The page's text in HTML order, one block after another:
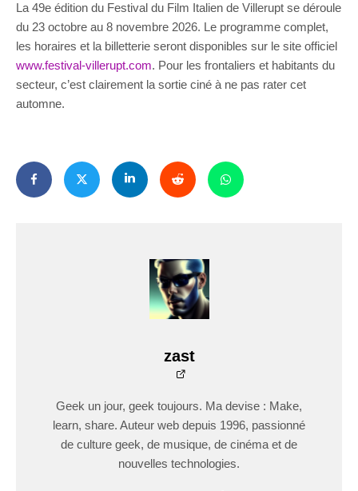
La 49e édition du Festival du Film Italien de Villerupt se déroule
du 23 octobre au 8 novembre 2026. Le programme complet,
les horaires et la billetterie seront disponibles sur le site officiel
www.festival-villerupt.com. Pour les frontaliers et habitants du
secteur, c’est clairement la sortie ciné à ne pas rater cet
automne.
zast
Geek un jour, geek toujours. Ma devise : Make,
learn, share. Auteur web depuis 1996, passionné
de culture geek, de musique, de cinéma et de
nouvelles technologies.